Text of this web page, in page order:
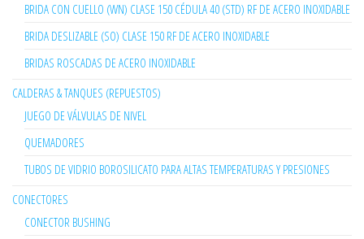
BRIDA CON CUELLO (WN) CLASE 150 CÉDULA 40 (STD) RF DE ACERO INOXIDABLE
BRIDA DESLIZABLE (SO) CLASE 150 RF DE ACERO INOXIDABLE
BRIDAS ROSCADAS DE ACERO INOXIDABLE
CALDERAS & TANQUES (REPUESTOS)
JUEGO DE VÁLVULAS DE NIVEL
QUEMADORES
TUBOS DE VIDRIO BOROSILICATO PARA ALTAS TEMPERATURAS Y PRESIONES
CONECTORES
CONECTOR BUSHING